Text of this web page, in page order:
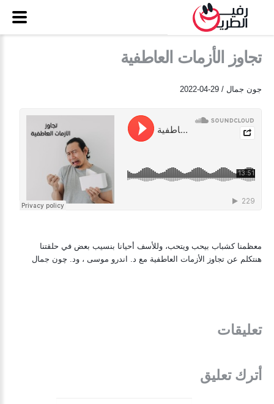
تجاوز الأزمات العاطفية
جون جمال / 29-04-2022
معظمنا كشباب بيحب ويتحب، وللأسف أحيانا بنسيب بعض في حلقتنا
هنتكلم عن تجاوز الأزمات العاطفية مع د. اندرو موسى ، ود. چون جمال
تعليقات
أترك تعليق